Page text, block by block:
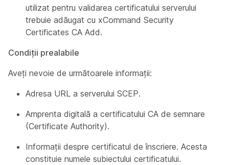
utilizat pentru validarea certificatului serverului
trebuie adăugat cu xCommand Security
Certificates CA Add.
Condiţii prealabile
Aveți nevoie de următoarele informații:
Adresa URL a serverului SCEP.
Amprenta digitală a certificatului CA de semnare
(Certificate Authority).
Informații despre certificatul de înscriere. Acesta
constituie numele subiectului certificatului.